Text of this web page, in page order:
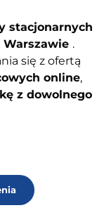
stacjonarnych
Warszawie .
się z ofertą
online,
z dowolnego